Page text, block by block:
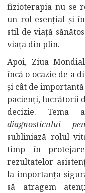
fizioterapia nu se
un rol esențial și
stil de viață
viața din plin.
Apoi, Ziua
încă o ocazie de a
și cât de
pacienți, lucrătorii
decizie. Tema
diagnosticului
subliniază rolul
timp în
rezultatelor
la importanța
să atragem